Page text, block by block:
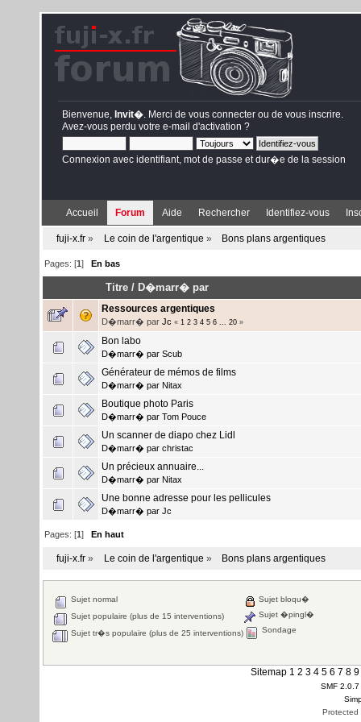
Bienvenue, Invit� . Merci de vous connecter ou de vous inscrire
Avez-vous perdu votre e-mail d'activation ?
Connexion avec identifiant, mot de passe et dur�e de la session
Accueil Forum Aide Rechercher Identifiez-vous
fuji-x.fr » Le coin de l'argentique » Bons plans argentiques
Pages: [1] En bas
Titre / D�marr� par
Ressources argentiques
D�marr� par Jc « 1 2 3 4 5 6 ... 20 »
Bon labo
D�marr� par Scub
Générateur de mémos de films
D�marr� par Nitax
Boutique photo Paris
D�marr� par Tom Pouce
Un scanner de diapo chez Lidl
D�marr� par christac
Un précieux annuaire...
D�marr� par Nitax
Une bonne adresse pour les pellicules
D�marr� par Jc
Pages: [1] En haut
fuji-x.fr » Le coin de l'argentique » Bons plans argentiques
Sujet normal
Sujet populaire (plus de 15 interventions)
Sujet tr�s populaire (plus de 25 interventions)
Sujet bloqu�
Sujet �pingl�
Sondage
Sitemap 1 2 3 4 5 6 7 8 9
SMF 2.0.7